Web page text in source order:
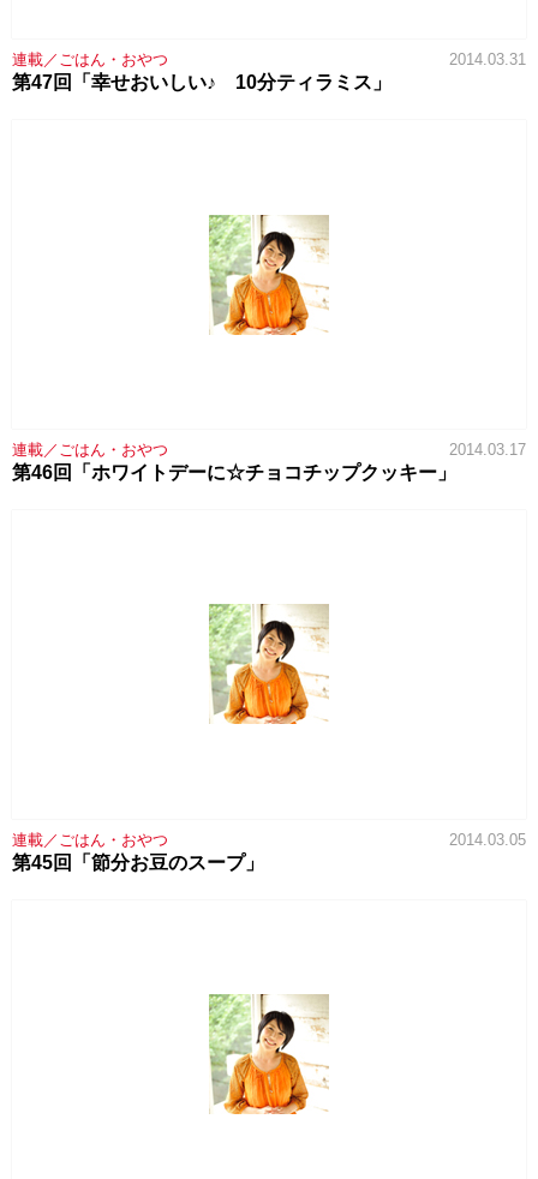
連載／ごはん・おやつ 2014.03.31
第47回「幸せおいしい♪ 10分ティラミス」
連載／ごはん・おやつ 2014.03.17
第46回「ホワイトデーに☆チョコチップクッキー」
連載／ごはん・おやつ 2014.03.05
第45回「節分お豆のスープ」